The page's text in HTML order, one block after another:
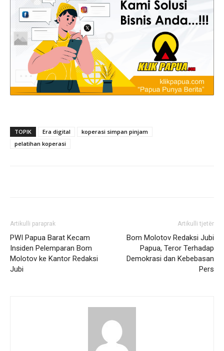
TOPIK Era digital
koperasi simpan pinjam
pelatihan koperasi
Artikulli paraprak
PWI Papua Barat Kecam
Insiden Pelemparan Bom
Molotov ke Kantor Redaksi
Jubi
Artikulli tjetër
Bom Molotov Redaksi Jubi
Papua, Teror Terhadap
Demokrasi dan Kebebasan
Pers